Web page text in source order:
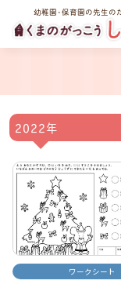
幼稚園・保育園の先生の
2022年
ワークシート